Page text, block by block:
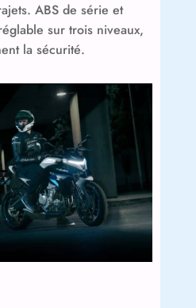
ABS de série et
sur trois niveaux,
la sécurité.